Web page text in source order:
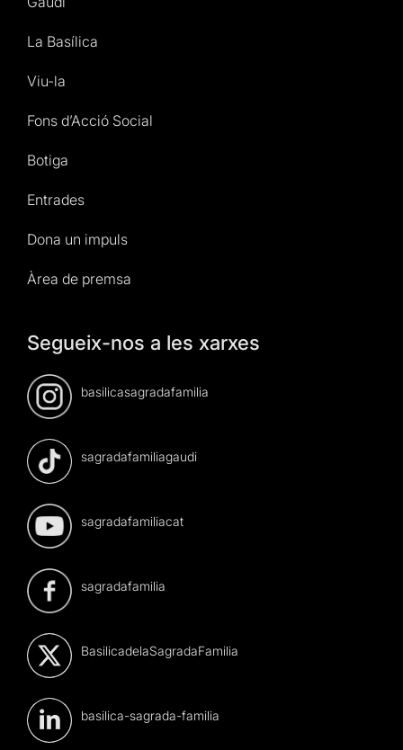
La Basílica
Viu-la
Fons d’Acció Social
Botiga
Entrades
Dona un impuls
Àrea de premsa
Segueix-nos a les xarxes
basilicasagradafamilia
sagradafamiliagaudi
sagradafamiliacat
sagradafamilia
BasilicadelaSagradaFamilia
basilica-sagrada-familia